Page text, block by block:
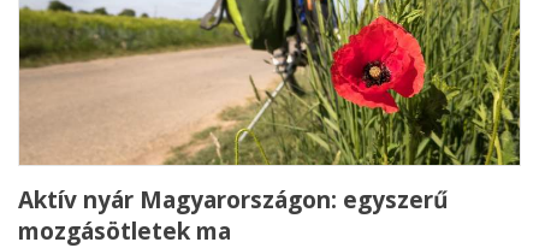
Aktív nyár Magyarországon: egyszerű
mozgásötletek ma